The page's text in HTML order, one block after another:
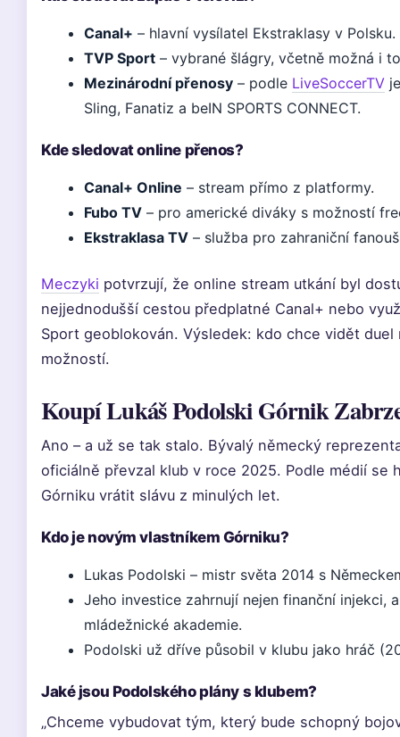
Canal+ – hlavní vysílatel Ekstraklasy v Polsku.
TVP Sport – vybrané šlágry, včetně možná i
Mezinárodní přenosy – podle LiveSoccerTV
Sling, Fanatiz a beIN SPORTS CONNECT.
Kde sledovat online přenos?
Canal+ Online – stream přímo z platformy.
Fubo TV – pro americké diváky s možností
Ekstraklasa TV – služba pro zahraniční
Meczyki potvrzují, že online stream utkání byl
nejjednodušší cestou předplatné Canal+ nebo
Sport geoblokován. Výsledek: kdo chce vidět
možností.
Koupí Lukáš Podolski Górnik
Ano – a už se tak stalo. Bývalý německý
oficiálně převzal klub v roce 2025. Podle médií se
Górniku vrátit slávu z minulých let.
Kdo je novým vlastníkem Górniku?
Lukas Podolski – mistr světa 2014 s
Jeho investice zahrnují nejen finanční injekci,
mládežnické akademie.
Podolski už dříve působil v klubu jako hráč
Jaké jsou Podolského plány s klubem?
„Chceme vybudovat tým, který bude schopný